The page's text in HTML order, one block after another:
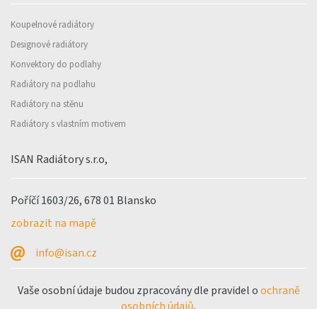
Koupelnové radiátory
Designové radiátory
Konvektory do podlahy
Radiátory na podlahu
Radiátory na stěnu
Radiátory s vlastním motivem
ISAN Radiátory s.r.o,
Poříčí 1603/26, 678 01 Blansko
zobrazit na mapě
info@isan.cz
Vaše osobní údaje budou zpracovány dle pravidel oochraně